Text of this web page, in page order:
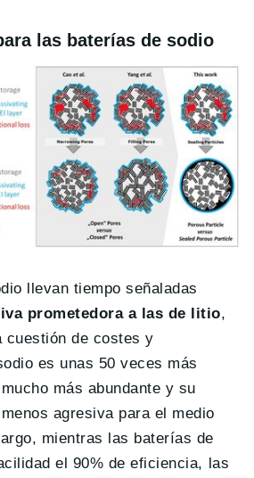
las baterías de sodio
llevan tiempo señaladas
prometedora a las de litio,
cuestión de costes y
es unas 50 veces más
más abundante y su
agresiva para el medio
mientras las baterías de
el 90% de eficiencia, las